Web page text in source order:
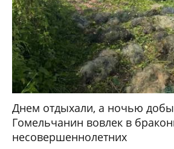
Днем отдыхали, а ночью
Гомельчанин вовлек в
несовершеннолетних